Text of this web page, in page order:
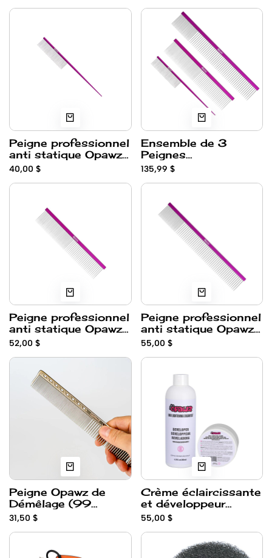
Peigne professionnel
anti statique Opawz
(A queue 45 dents)
40,00 $
Ensemble de 3
Peignes
professionnel anti
statique Opawz
135,99 $
Peigne professionnel
anti statique Opawz
(Moyen 63 dents)
52,00 $
Peigne professionnel
anti statique Opawz
(Large 69 dents)
55,00 $
Peigne Opawz de
Démêlage (99
dents)
31,50 $
Crème éclaircissante
et développeur
(Bleach) OPAWZ
55,00 $